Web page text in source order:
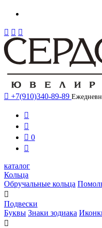
  
 +7(910)340-89-89


 0

каталог
Кольца
Обручальные кольца

Подвески
Буквы Знаки зодиака
